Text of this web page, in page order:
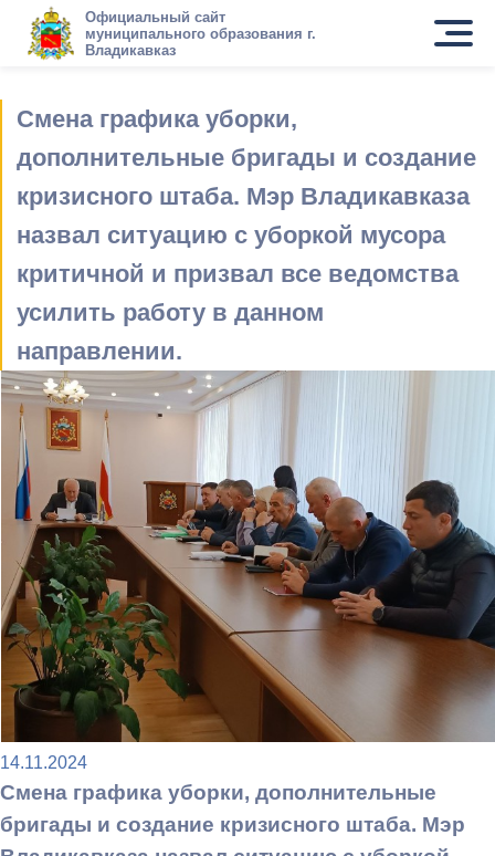
Официальный сайт
муниципального образования г.
Владикавказ
Смена графика уборки,
дополнительные бригады и создание
кризисного штаба. Мэр Владикавказа
назвал ситуацию с уборкой мусора
критичной и призвал все ведомства
усилить работу в данном
направлении.
14.11.2024
Смена графика уборки, дополнительные
бригады и создание кризисного штаба. Мэр